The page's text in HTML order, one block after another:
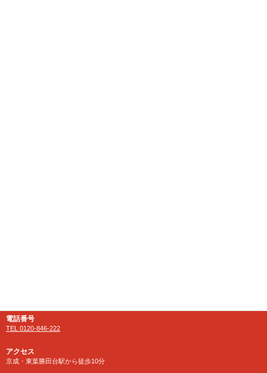
電話番号
TEL 0120-846-222
アクセス
京成・東葉勝田台駅から徒歩10分